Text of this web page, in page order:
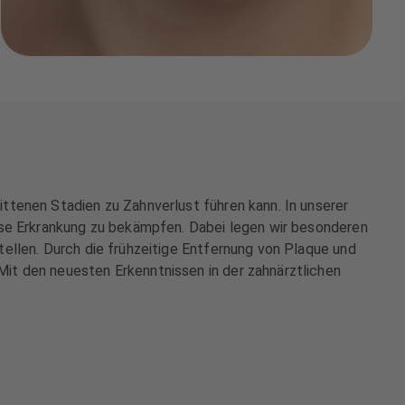
Stadien zu Zahnverlust führen kann. In unserer
zu bekämpfen. Dabei legen wir besonderen
Durch die frühzeitige Entfernung von Plaque und
den neuesten Erkenntnissen in der zahnärztlichen